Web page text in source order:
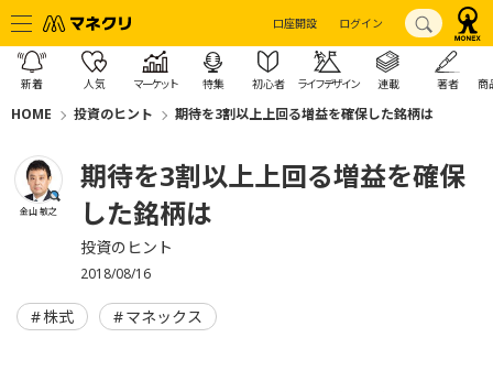
口座開設 ログイン
新着 人気 マーケット 特集 初心者 ライフデザイン 連載 著者 商
HOME 投資のヒント 期待を3割以上上回る増益を確保した銘柄は
金山 敏之
期待を3割以上上回る増益を確保
した銘柄は
投資のヒント
2018/08/16
株式 マネックス